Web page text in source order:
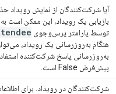
,
,
integer,
آیا شرکت‌کنندگان از نمایش رویداد
بازیابی یک رویداد، این ممکن است
توسط پارامتر پرس‌وجوی
هنگام به‌روزرسانی یک رویداد،
به‌روزرسانی پاسخ شرکت‌کننده
پیش‌فرض False است.
شرکت‌کنندگان در رویداد. برای